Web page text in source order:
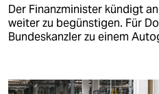
Der Finanzminister kündigt
weiter zu begünstigen. Für
Bundeskanzler zu einem